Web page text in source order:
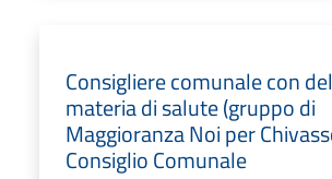
Consigliere comunale con
materia di salute (gruppo di
Maggioranza Noi per
Consiglio Comunale